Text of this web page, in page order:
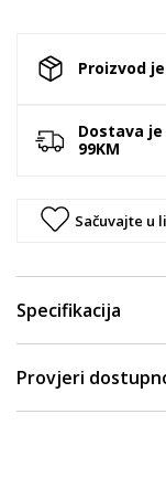
Proizvod
Dostava
99KM
Sačuvajte u
Specifikacija
Provjeri